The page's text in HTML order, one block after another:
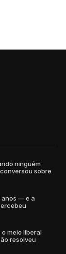
ninguém
sobre
anos — e a
meio liberal
resolveu